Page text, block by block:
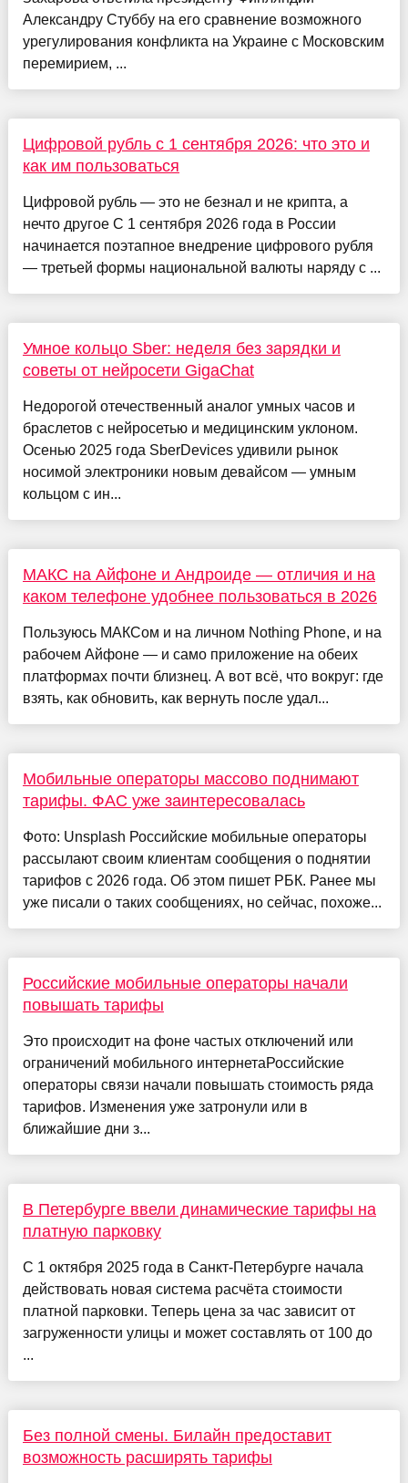
Александру Стуббу на его сравнение возможного
урегулирования конфликта на Украине с Московским
перемирием, ...
Цифровой рубль с 1 сентября 2026: что это и
как им пользоваться
Цифровой рубль — это не безнал и не крипта, а
нечто другое С 1 сентября 2026 года в России
начинается поэтапное внедрение цифрового рубля
— третьей формы национальной валюты наряду с ...
Умное кольцо Sber: неделя без зарядки и
советы от нейросети GigaChat
Недорогой отечественный аналог умных часов и
браслетов с нейросетью и медицинским уклоном.
Осенью 2025 года SberDevices удивили рынок
носимой электроники новым девайсом — умным
кольцом с ин...
МАКС на Айфоне и Андроиде — отличия и на
каком телефоне удобнее пользоваться в 2026
Пользуюсь МАКСом и на личном Nothing Phone, и на
рабочем Айфоне — и само приложение на обеих
платформах почти близнец. А вот всё, что вокруг: где
взять, как обновить, как вернуть после удал...
Мобильные операторы массово поднимают
тарифы. ФАС уже заинтересовалась
Фото: Unsplash Российские мобильные операторы
рассылают своим клиентам сообщения о поднятии
тарифов с 2026 года. Об этом пишет РБК. Ранее мы
уже писали о таких сообщениях, но сейчас, похоже...
Российские мобильные операторы начали
повышать тарифы
Это происходит на фоне частых отключений или
ограничений мобильного интернетаРоссийские
операторы связи начали повышать стоимость ряда
тарифов. Изменения уже затронули или в
ближайшие дни з...
В Петербурге ввели динамические тарифы на
платную парковку
С 1 октября 2025 года в Санкт-Петербурге начала
действовать новая система расчёта стоимости
платной парковки. Теперь цена за час зависит от
загруженности улицы и может составлять от 100 до
...
Без полной смены. Билайн предоставит
возможность расширять тарифы